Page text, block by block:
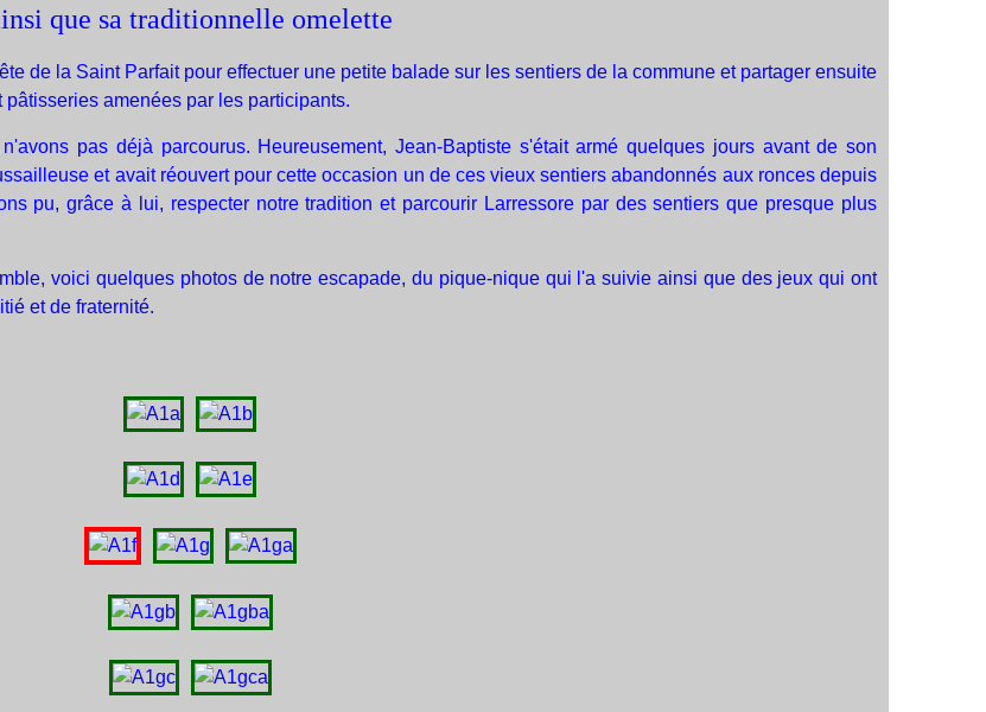
que sa traditionnelle omelette
de la Saint Parfait pour effectuer une petite balade sur les sentiers de la commune et partager ensuite
amenées par les participants.
pas déjà parcourus. Heureusement, Jean-Baptiste s'était armé quelques jours avant de son
et avait réouvert pour cette occasion un de ces vieux sentiers abandonnés aux ronces depuis
pu, grâce à lui, respecter notre tradition et parcourir Larressore par des sentiers que presque plus
voici quelques photos de notre escapade, du pique-nique qui l'a suivie ainsi que des jeux qui ont
et de fraternité.